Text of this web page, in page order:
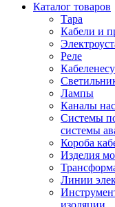
Каталог товаров
Тара
Кабели и
Реле
Лампы
Каналы
Системы
системы
Короба
Изделия
Линии
изоляции